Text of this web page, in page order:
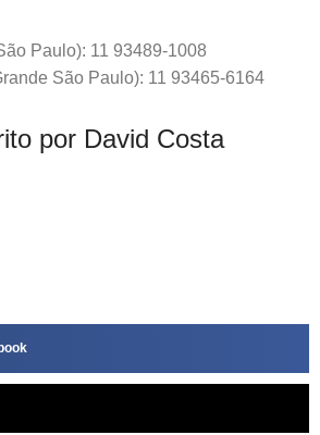
Paulo): 11 93489-1008
São Paulo): 11 93465-6164
por David Costa